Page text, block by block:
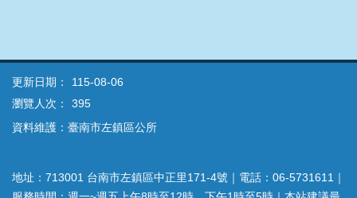
更新日期：
115-08-06
瀏覽人次：
395
資料維護：臺南市左鎮區公所
地址：713001 台南市左鎮區中正里171-4號｜電話：06-5731611｜